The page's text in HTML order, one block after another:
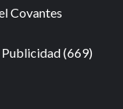
Covantes
(669)